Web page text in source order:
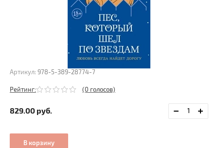
Артикул: 978-5-389-28774-7
Рейтинг: (0 голосов)
829.00 руб.
В корзину